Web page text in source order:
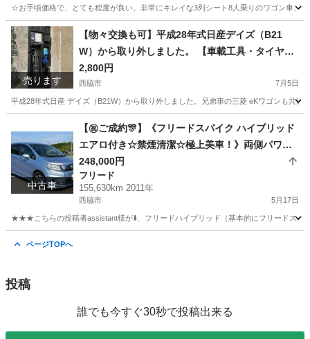
☆お手頃価格で、とても程度が良い、非常にキレイな3列シート8人乗りのワゴン車、
兵庫 西脇市 ステップワゴン 車両
売ります
【物々交換も可】平成28年式日産デイズ（B21
W）から取り外しました。 【車載工具・タイヤ空
気充てん用エアコンプレッサー・パンク修理材】
＊三菱 eKワゴンにも
2,800円
西脇市 7月5日
平成28年式日産 デイズ（B21W）から取り外しました。兄弟車の三菱 eKワゴンも共
メンテナンス用品 エアコンプレッサー
中古車
【㊗️ご成約🎊】《フリードスパイク ハイブリッド
エアロ付き☆禁煙清潔☆極上美車！》両側パワー
スライドドア/スマートキーX2個/Gathersナビ/地
デジフルセグTV/Bluetooth/バックモニター/クル
ーズコントロール/ETC/VSA☆コンパクトミニバン
248,000円
フリード
155,630km 2011年
西脇市 5月17日
★★★こちらの投稿者assistant様が⬇️、フリードハイブリッド（基本的にフリードスパ
ページTOPへ
投稿
誰でも今すぐ30秒で投稿出来る